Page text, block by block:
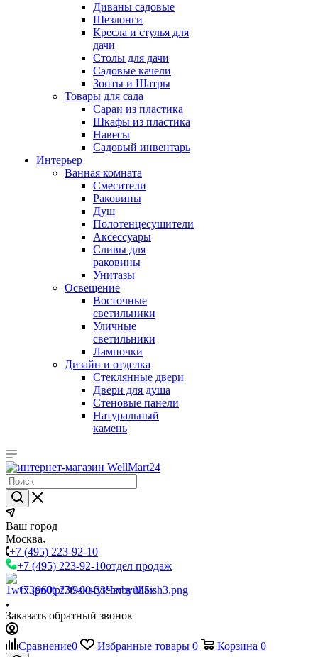
Диваны садовые
Шезлонги
Кресла и стулья для
дачи
Столы для дачи
Садовые качели
Зонты и Шатры
Товары для сада
Сараи из пластика
Шкафы из пластика
Навесы
Садовый инвентарь
Интерьер
Ванная комната
Смесители
Раковины
Душ
Полотенцесушители
Аксессуары
Сливы для
раковины
Унитазы
Освещение
Восточные
светильники
Уличные
светильники
Лампочки
Дизайн и отделка
Стеклянные двери
Двери для душа
Стеновые панели
Натуральный
камень
Ваш город
Москва
+7 (495) 223-92-10
+7 (495) 223-92-10отдел продаж
+7 (960) 230-00-33Чат в Max
Заказать обратный звонок
Сравнение0 Избранные товары 0 Корзина 0